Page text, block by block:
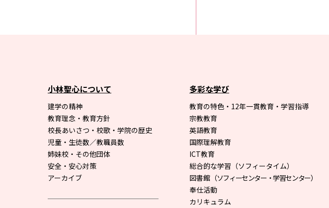
小林聖心について
建学の精神
教育理念・教育方針
校長あいさつ・校歌・学院の歴史
児童・生徒数／教職員数
姉妹校・その他団体
安全・安心対策
アーカイブ
多彩な学び
教育の特色・12年一貫教育・学習指導
宗教教育
英語教育
国際理解教育
ICT教育
総合的な学習（ソフィータイム）
図書館 （ソフィーセンター・学習センター）
奉仕活動
カリキュラム